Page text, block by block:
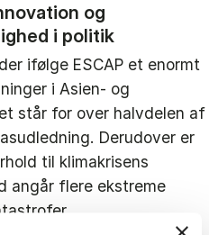
og
i politik
ifølge ESCAP et enormt
i Asien- og
står for over halvdelen af
Derudover er
til klimakrisens
angår flere ekstreme